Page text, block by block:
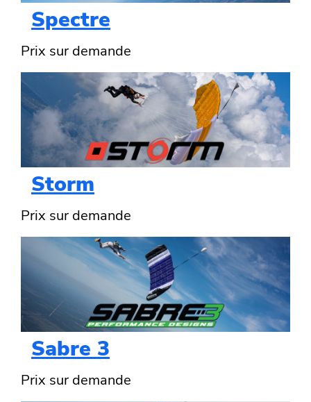
Spectre
Prix sur demande
Storm
Prix sur demande
Sabre 3
Prix sur demande